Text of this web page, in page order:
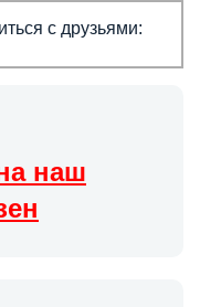
с друзьями:
наш